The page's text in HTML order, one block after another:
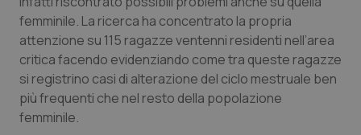
Emilia-Romagna
Friuli Venezia Giulia
Lazio
Colesterolo & coronaropatie
Dermatite Atopica
Diabete & glucometri
femminile. La ricerca ha concentrato la propria
attenzione su 115 ragazze ventenni residenti nell’area
critica facendo evidenziando come tra queste ragazze
si registrino casi di alterazione del ciclo mestruale ben
più frequenti che nel resto della popolazione
femminile.